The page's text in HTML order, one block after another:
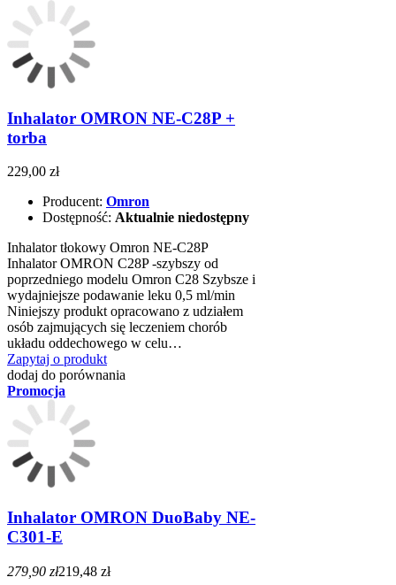
Inhalator OMRON NE-C28P +
torba
229,00 zł
Producent: Omron
Dostępność: Aktualnie niedostępny
Inhalator tłokowy Omron NE-C28P
Inhalator OMRON C28P -szybszy od
poprzedniego modelu Omron C28 Szybsze i
wydajniejsze podawanie leku 0,5 ml/min
Niniejszy produkt opracowano z udziałem
osób zajmujących się leczeniem chorób
układu oddechowego w celu…
Zapytaj o produkt
dodaj do porównania
Promocja
Inhalator OMRON DuoBaby NE-
C301-E
279,90 zł219,48 zł